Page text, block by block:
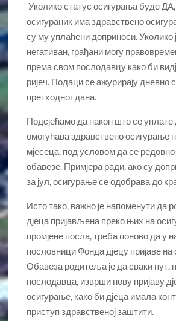
Уколико статус осигурања буде
осигураник има здравствено
су му уплаћени доприноси. Уколико
негативан, грађани могу
према свом послодавцу како би
ријеч. Подаци се ажурирају дневно
претходног дана.
Подсјећамо да након што се
омогућава здравствено осигурање
мјесеца, под условом да се редовно
обавезе. Примјера ради, ако су
за јул, осигурање се одобрава до
Исто тако, важно је напоменути да
дјеца пријављена преко њих на
промјене посла, треба поново да у
пословници Фонда дјецу пријаве на
Обавеза родитеља је да сваки пут,
послодавца, изврши нову пријаву
осигурање, како би дјеца имала
приступ здравственој заштити.